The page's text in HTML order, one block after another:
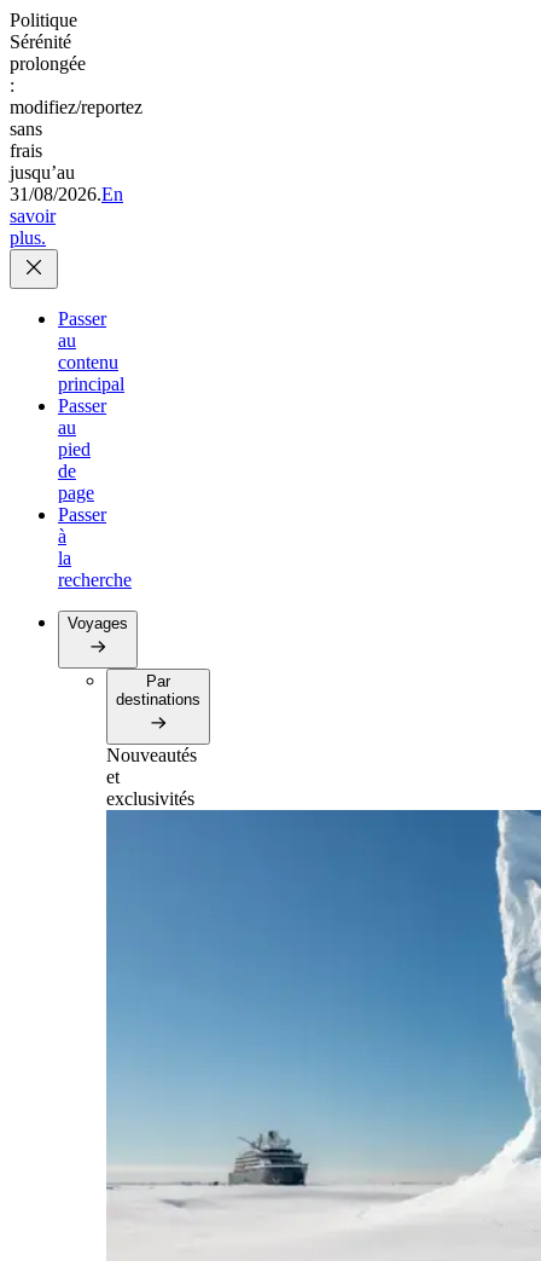
Politique
Sérénité
prolongée
:
modifiez/reportez
sans
frais
jusqu’au
31/08/2026.En
savoir
plus.
Passer
au
contenu
principal
Passer
au
pied
de
page
Passer
à
la
recherche
Voyages
Par
destinations
Nouveautés
et
exclusivités